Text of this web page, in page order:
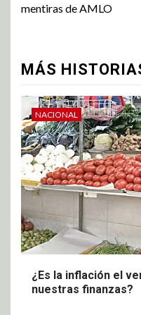
mentiras de AMLO
MÁS
NACIONAL
¿Es la inflación el
nuestras finanzas?